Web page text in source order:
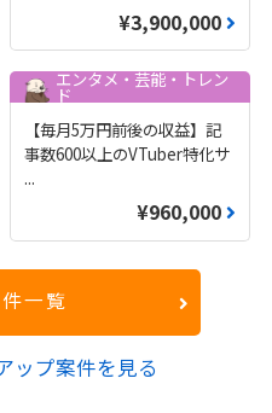
¥3,900,000
エンタメ・芸能・トレン
ド
【毎月5万円前後の収益】記
事数600以上のVTuber特化サ
...
¥960,000
一覧
ップ案件を見る